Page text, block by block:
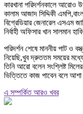
কারখানা পরিদর্শনকালে আরোও
কালাম আজাদ সিদ্দিকী
বিগ্রেডিয়ার জেনারেল এসএম
নির্বাহী অফিসার খান সালমান
পরিদর্শন শেষে মাননীয় পাট ও
নিয়েছি,খুব দ্রুততম সময়ের
তিনি আরো বলেন সংশ্লিষ্ট
ভিত্তিতে কাজ পাবেন বলে
এ সম্পর্কিত আরও খবর